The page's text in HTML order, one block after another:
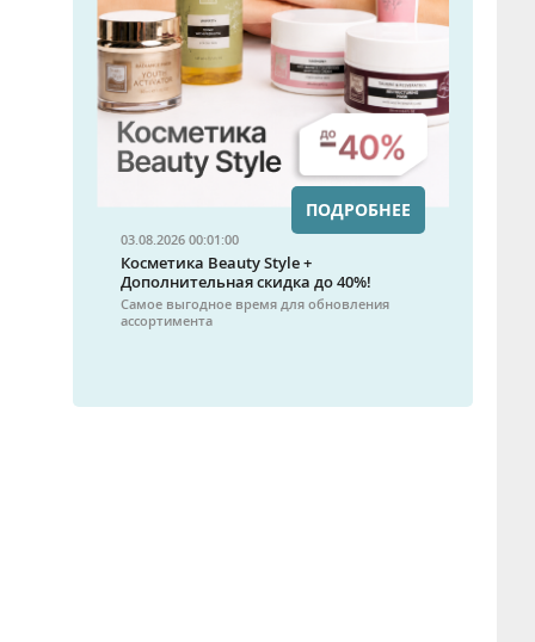
03.08.2026 00:01:00
Косметика Beauty Style +
Дополнительная скидка до 40%!
Самое выгодное время для обновления
ассортимента
ПОДРОБНЕЕ